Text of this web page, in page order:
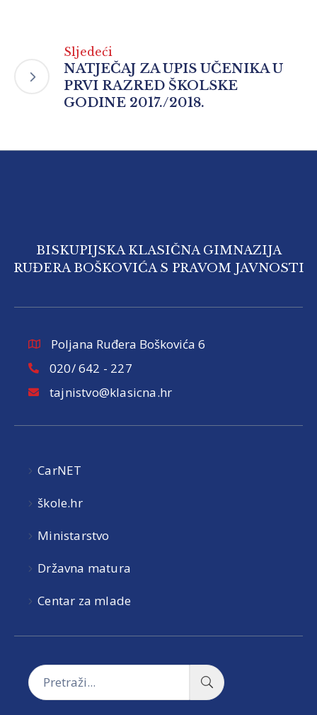
Sljedeći
NATJEČAJ ZA UPIS UČENIKA U
PRVI RAZRED ŠKOLSKE
GODINE 2017./2018.
BISKUPIJSKA KLASIČNA GIMNAZIJA
RUĐERA BOŠKOVIĆA S PRAVOM JAVNOSTI
Poljana Ruđera Boškovića 6
020/ 642 - 227
tajnistvo@klasicna.hr
CarNET
škole.hr
Ministarstvo
Državna matura
Centar za mlade